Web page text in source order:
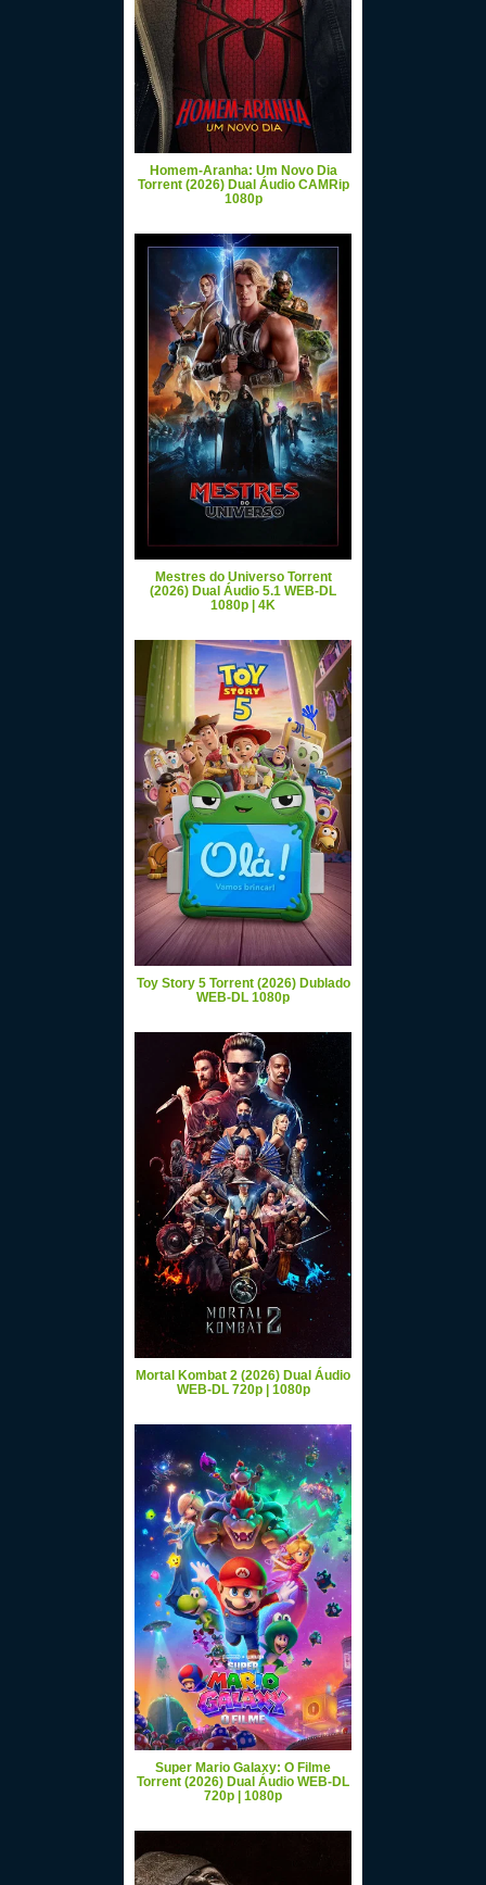
Homem-Aranha: Um Novo Dia
Torrent (2026) Dual Áudio CAMRip
1080p
Mestres do Universo Torrent
(2026) Dual Áudio 5.1 WEB-DL
1080p | 4K
Toy Story 5 Torrent (2026) Dublado
WEB-DL 1080p
Mortal Kombat 2 (2026) Dual Áudio
WEB-DL 720p | 1080p
Super Mario Galaxy: O Filme
Torrent (2026) Dual Áudio WEB-DL
720p | 1080p